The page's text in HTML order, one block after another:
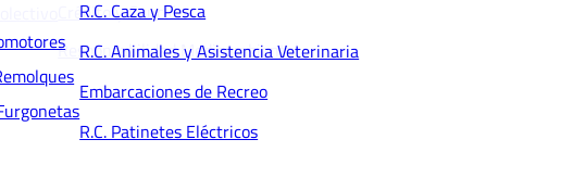
Crédito y Caución
Responsabilidad Medioambiental
R.C. Caza y Pesca
R.C. Animales y Asistencia Veterinaria
Embarcaciones de Recreo
R.C. Patinetes Eléctricos